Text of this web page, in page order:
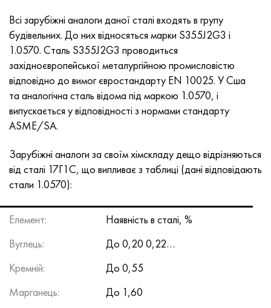
Всі зарубіжні аналоги даної сталі входять в групу
будівельних. До них відносяться марки S355J2G3 і
1.0570. Сталь S355J2G3 проводиться
західноєвропейської металургійною промисловістю
відповідно до вимог євростандарту EN 10025. У Сша
та аналогічна сталь відома під маркою 1.0570, і
випускається у відповідності з нормами стандарту
АЅМЕ/SA.
Зарубіжні аналоги за своїм хімскладу дещо відрізняються
від сталі 17Г1С, що випливає з таблиці (дані відповідають
стали 1.0570):
Елемент:
Наявність в сталі, %
Вуглець:
До 0,20 0,22…
Кремній:
До 0,55
Марганець:
До 1,60
Multimet n155
Никрофер 5923 hMo
Никрофер 6030
Нитроник 40
Нитроник 50
Нитроник 60
Нитроник 75
Нимоник 80а
Нимоник 90
Стрічка 68НХВКТЮ
труба 79НМ
Стрічка, коло, дріт 80НМ
80НМВ-ВІ
80НХС
81НМА
Види прецизійних сплавів
термобіметалів
Труба прецизійна
Труба ХН70Ю
Труба ХН75МБТЮ
Лист, круг, дріт ХН75ТБЮ
Лист, круг, дріт ХН77ТЮ
труба ХН77ТЮР
труба ХН78Т
Лист, круг, дріт ХН80ТБЮ
Лист, круг, дріт Н65М
Лист, круг, дріт Н70МФВ
ТЛ5
АТ-6
МС-6
14 титан
СП -17
40 титан
1.4570 - aisi303Cu
1.4574 - Alloy PH 15-7 Mo®
1.4580 - aisi 316Cb
1.4597 - aisi 204Cu
Сплав 28 - 1.4563
Сплав 31 - 1.4562
Сплав 254smo® - 1.4547
Сплав 926 - 1.4529
AM-350 - ams 5548
18Х11МНФБ
18Х12ВМБФР
20Х12ВНМФ
20Х3МВФ
21НКМТ
37Х12Н8Г8МФБ
40Х10С2М
40Х9С2
45Х14Н14В2М
30хгс, 30hgs
30ХГСА, 30hgsa
30хгсн2а, 30hgsna
30хн2ма, 30CrNiMo8
30хн3а, 31nicr14
34хн3ма, 36NiCrMo16, 35NiCrMo16
35hgs, 35хгс
35hgsa, 35ХГСА
ас35г2, 36smnpb14, 1.0765